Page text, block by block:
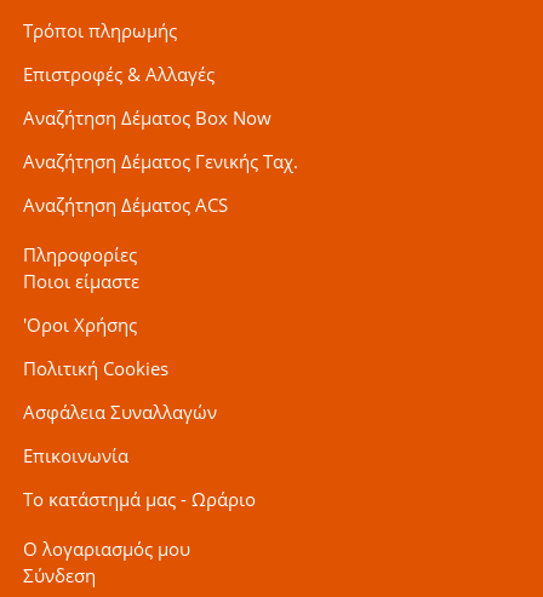
Τρόποι πληρωμής
Επιστροφές & Αλλαγές
Αναζήτηση Δέματος Box Now
Αναζήτηση Δέματος Γενικής Ταχ.
Αναζήτηση Δέματος ACS
Πληροφορίες
Ποιοι είμαστε
'Οροι Χρήσης
Πολιτική Cookies
Ασφάλεια Συναλλαγών
Επικοινωνία
Το κατάστημά μας - Ωράριο
Ο λογαριασμός μου
Σύνδεση